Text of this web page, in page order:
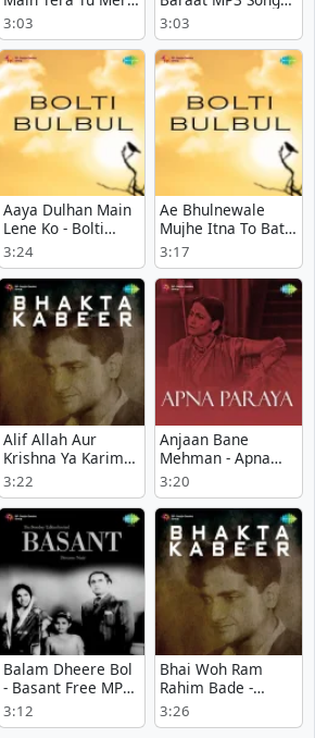
Title Track - Tu
Meri Main Tera
Main Tera Tu Meri
Mp3
3:03
Download
3:03
Aaya Dulhan Main
Lene Ko - Bolti
Bulbul mp3 song
download
3:24
Ae Bhulnewale
Mujhe Itna To Bata
- Bolti Bulbul MP3
Song Download
3:17
Alif Allah Aur
Krishna Ya Karim
Kaho - Bhakta
Kabeer Latest Song
Download
3:22
Anjaan Bane
Mehman - Apna
Paraya MP3 Song
Download
3:20
Balam Dheere Bol
- Basant Free MP3
Download
3:12
Bhai Woh Ram
Rahim Bade -
Bhakta Kabeer
Latest Song
3:26